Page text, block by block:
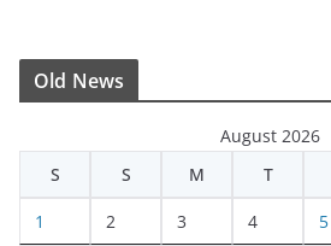
Old News
August 2026
S
S M T
1 2 3 4 5